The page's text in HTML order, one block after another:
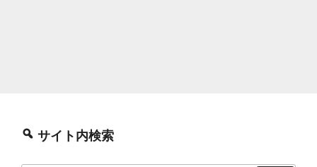
サイト内検索